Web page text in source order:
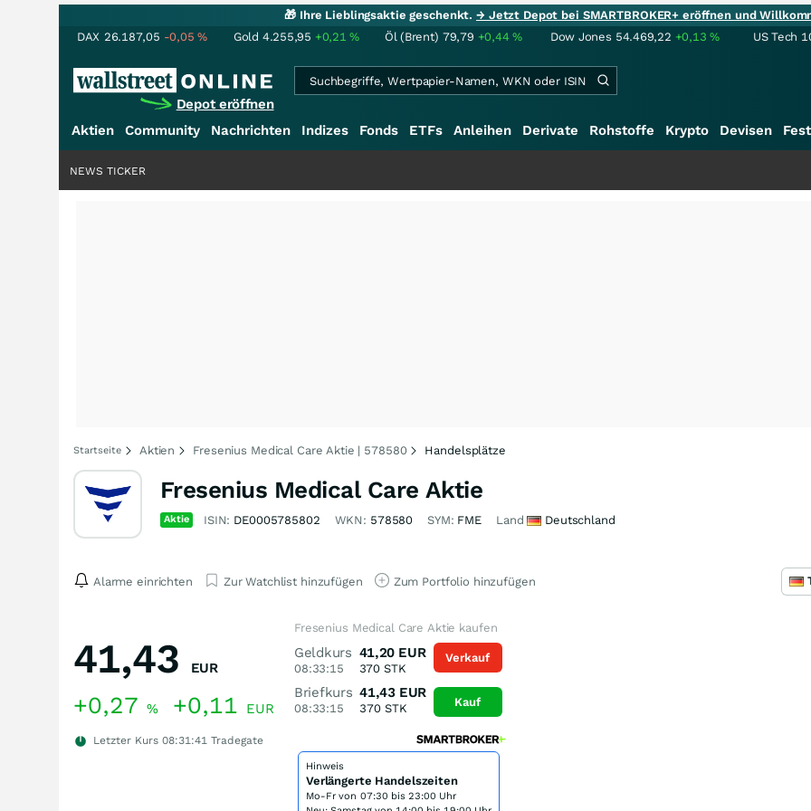
🎁 Ihre Lieblingsaktie geschenkt.→ Jetzt Depot bei SMARTBROKER+ eröffnen und
DAX 26.187,05 -0,05% Gold 4.255,95 +0,21% Öl (Brent) 79,79 +0,44% Dow Jones 54.469,22 +0,13% US Tech
Depot eröffnen
Aktien Community Nachrichten Indizes Fonds ETFs Anleihen Derivate Rohstoffe Krypto Devisen
NEWS TICKER
Startseite Aktien Fresenius Medical Care Aktie | 578580 Handelsplätze
Fresenius Medical Care Aktie
Aktie ISIN: DE0005785802 WKN: 578580 SYM: FME Land Deutschland
Alarme einrichten Zur Watchlist hinzufügen Zum Portfolio hinzufügen
41,43 EUR
+0,27 % +0,11 EUR
Letzter Kurs 08:31:41 Tradegate
Fresenius Medical Care Aktie kaufen
Geldkurs
08:33:15
41,20 EUR
370 STK
Briefkurs
08:33:15
41,43 EUR
370STK
Verkauf
Kauf
Hinweis
Verlängerte Handelszeiten
Mo-Fr von 07:30 bis 23:00 Uhr